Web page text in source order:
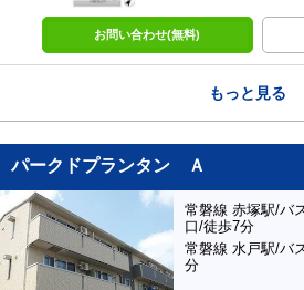
お問い合わせ(無料)
もっと見る
パークドプランタン Ａ
常磐線 赤塚駅/バ
口/徒歩7分
常磐線 水戸駅/バ
分